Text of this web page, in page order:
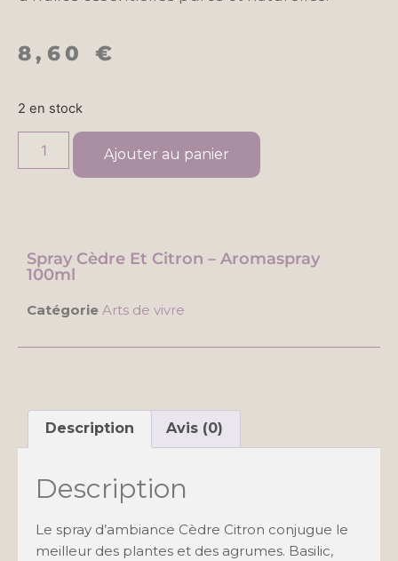
8,60 €
2 en stock
Ajouter au panier
Spray Cèdre Et Citron – Aromaspray
100ml
Catégorie Arts de vivre
Description Avis (0)
Description
Le spray d’ambiance Cèdre Citron conjugue le
meilleur des plantes et des agrumes. Basilic,